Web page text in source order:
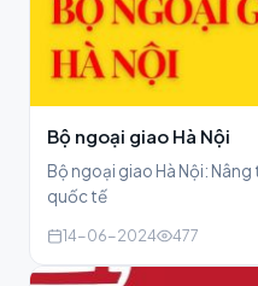
Bộ ngoại giao Hà Nội
Bộ ngoại giao Hà Nội:
quốc tế
14-06-2024 477